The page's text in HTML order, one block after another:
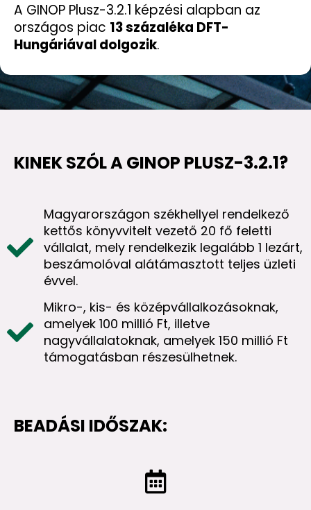
A GINOP Plusz-3.2.1 képzési alapban az
országos piac 13 százaléka DFT-
Hungáriával dolgozik.
KINEK SZÓL A GINOP PLUSZ-3.2.1?
Magyarországon székhellyel rendelkező
kettős könyvvitelt vezető 20 fő feletti
vállalat, mely rendelkezik legalább 1 lezárt,
beszámolóval alátámasztott teljes üzleti
évvel.
Mikro-, kis- és középvállalkozásoknak,
amelyek 100 millió Ft, illetve
nagyvállalatoknak, amelyek 150 millió Ft
támogatásban részesülhetnek.
BEADÁSI IDŐSZAK: